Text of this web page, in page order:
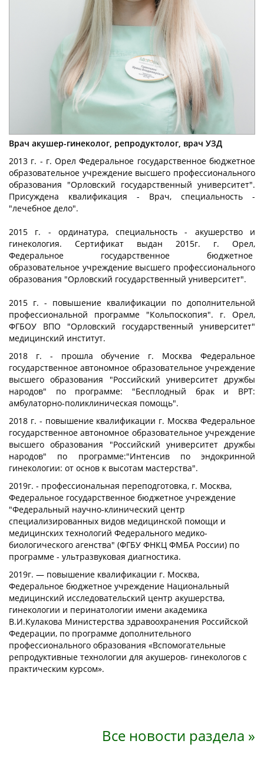
Врач акушер-гинеколог, репродуктолог, врач УЗД
2013 г. - г. Орел Федеральное государственное бюджетное
образовательное учреждение высшего профессионального
образования "Орловский государственный университет".
Присуждена квалификация - Врач, специальность -
"лечебное дело".
2015 г. - ординатура, специальность - акушерство и
гинекология. Сертификат выдан 2015г. г. Орел,
Федеральное государственное бюджетное
образовательное учреждение высшего профессионального
образования "Орловский государственный университет".
2015 г. - повышение квалификации по дополнительной
профессиональной программе "Кольпоскопия". г. Орел,
ФГБОУ ВПО "Орловский государственный университет"
медицинский институт.
2018 г. - прошла обучение г. Москва Федеральное
государственное автономное образовательное учреждение
высшего образования "Российский университет дружбы
народов" по программе: "Бесплодный брак и ВРТ:
амбулаторно-поликлиническая помощь".
2018 г. - повышение квалификации г. Москва Федеральное
государственное автономное образовательное учреждение
высшего образования "Российский университет дружбы
народов" по программе:"Интенсив по эндокринной
гинекологии: от основ к высотам мастерства".
2019г. - профессиональная переподготовка, г. Москва,
Федеральное государственное бюджетное учреждение
"Федеральный научно-клинический центр
специализированных видов медицинской помощи и
медицинских технологий Федерального медико-
биологического агенства" (ФГБУ ФНКЦ ФМБА России) по
программе - ультразвуковая диагностика.
2019г. — повышение квалификации г. Москва,
Федеральное бюджетное учреждение Национальный
медицинский исследовательский центр акушерства,
гинекологии и перинатологии имени академика
В.И.Кулакова Министерства здравоохранения Российской
Федерации, по программе дополнительного
профессионального образования «Вспомогательные
репродуктивные технологии для акушеров- гинекологов с
практическим курсом».
Все новости раздела »